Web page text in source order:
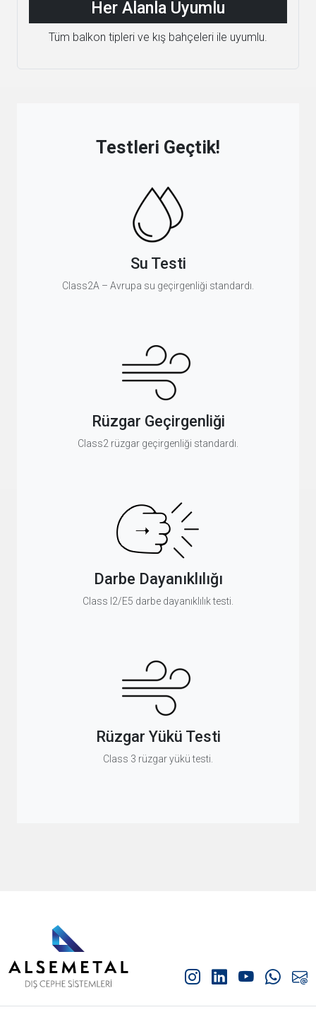
Her Alanla Uyumlu
Tüm balkon tipleri ve kış bahçeleri ile uyumlu.
Testleri Geçtik!
Su Testi
Class2A – Avrupa su geçirgenliği standardı.
Rüzgar Geçirgenliği
Class2 rüzgar geçirgenliği standardı.
Darbe Dayanıklılığı
Class I2/E5 darbe dayanıklılık testi.
Rüzgar Yükü Testi
Class 3 rüzgar yükü testi.